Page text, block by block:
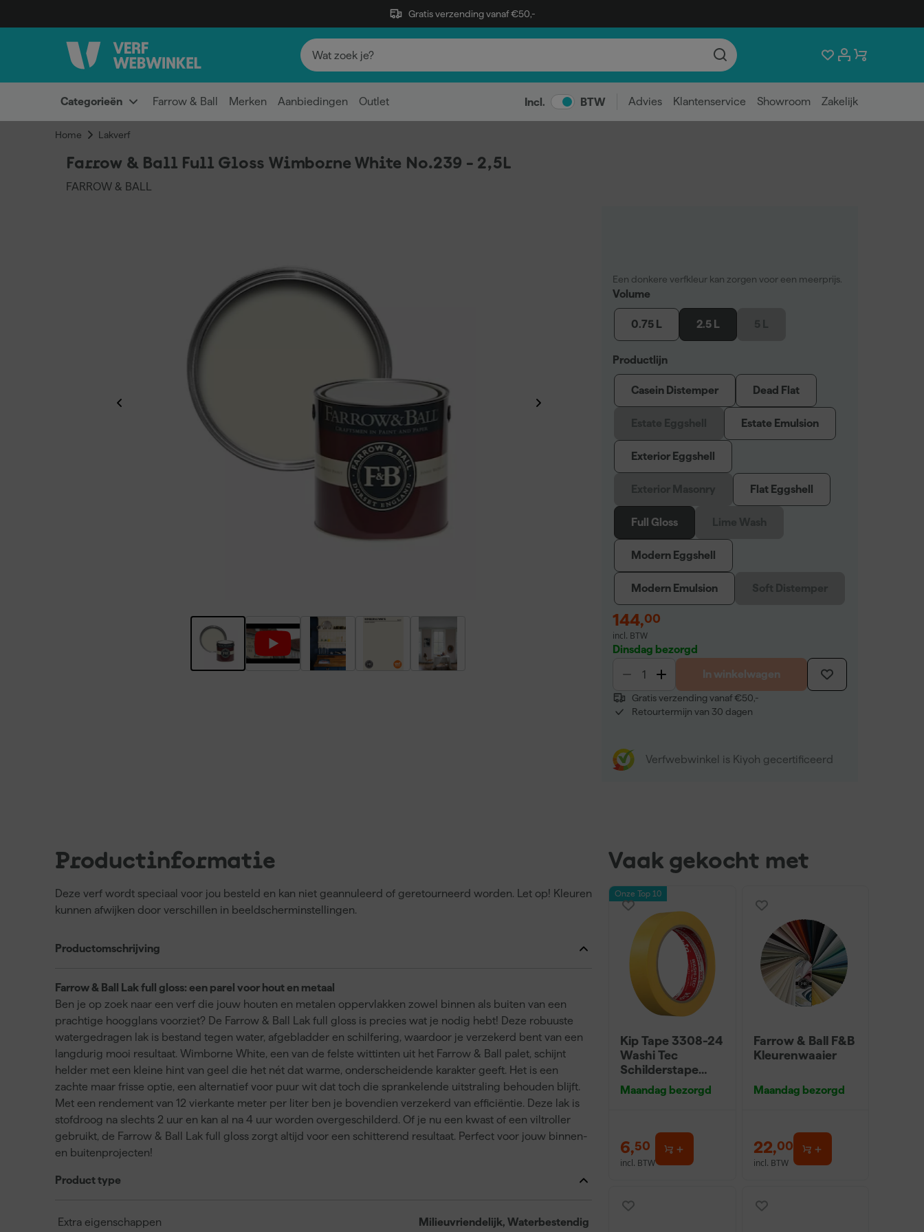
Gratis verzending vanaf €50,-
Categorieën Farrow & Ball Merken Aanbiedingen Outlet Incl. BTW Advies Klantenservice Showroom Zakelijk
Home Lakverf
Farrow & Ball Full Gloss Wimborne White No.239 - 2,5L
FARROW & BALL
Een donkere verfkleur kan zorgen voor een meerprijs.
Volume
0.75 L 2.5 L
Productlijn
Casein Distemper Dead Flat
Estate Emulsion
Exterior Eggshell
Flat Eggshell
Full Gloss
Modern Eggshell
Modern Emulsion
144,00
incl. BTW
Dinsdag bezorgd
In winkelwagen
Gratis verzending vanaf €50,-
Retourtermijn van 30 dagen
Verfwebwinkel is Kiyoh gecertificeerd
Productinformatie
Deze verf wordt speciaal voor jou besteld en kan niet geannuleerd of geretourneerd worden. Let op! Kleuren
kunnen afwijken door verschillen in beeldscherminstellingen.
Productomschrijving
Farrow & Ball Lak full gloss: een parel voor hout en metaal
Ben je op zoek naar een verf die jouw houten en metalen oppervlakken zowel binnen als buiten van een
prachtige hoogglans voorziet? De Farrow & Ball Lak full gloss is precies wat je nodig hebt! Deze robuuste
watergedragen lak is bestand tegen water, afgebladder en schilfering, waardoor je verzekerd bent van een
langdurig mooi resultaat. Wimborne White, een van de felste wittinten uit het Farrow & Ball palet, schijnt
helder met een kleine hint van geel die het nét dat warme, onderscheidende karakter geeft. Het is een
zachte maar frisse optie, een alternatief voor puur wit dat toch die sprankelende uitstraling behouden blijft.
Met een rendement van 12 vierkante meter per liter ben je bovendien verzekerd van efficiëntie. Deze lak is
stofdroog na slechts 2 uur en kan al na 4 uur worden overgeschilderd. Of je nu een kwast of een viltroller
gebruikt, de Farrow & Ball Lak full gloss zorgt altijd voor een schitterend resultaat. Perfect voor jouw binnen-
en buitenprojecten!
Product type
Extra eigenschappen Milieuvriendelijk, Waterbestendig
Vaak gekocht met
Onze Top 10
Kip Tape 3308-24
Washi Tec
Schilderstape
Gold - 24mm x
50m
Maandag bezorgd
6,50
incl. BTW
Farrow & Ball F&B
Kleurenwaaier
Maandag bezorgd
22,00
incl. BTW